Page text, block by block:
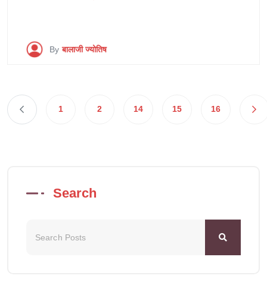
By बालाजी ज्योतिष
1 2 14 15 16
Search